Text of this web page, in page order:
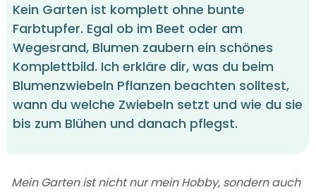
Kein Garten ist komplett ohne bunte
Farbtupfer. Egal ob im Beet oder am
Wegesrand, Blumen zaubern ein schönes
Komplettbild. Ich erkläre dir, was du beim
Blumenzwiebeln Pflanzen beachten solltest,
wann du welche Zwiebeln setzt und wie du sie
bis zum Blühen und danach pflegst.
Mein Garten ist nicht nur mein Hobby, sondern auch